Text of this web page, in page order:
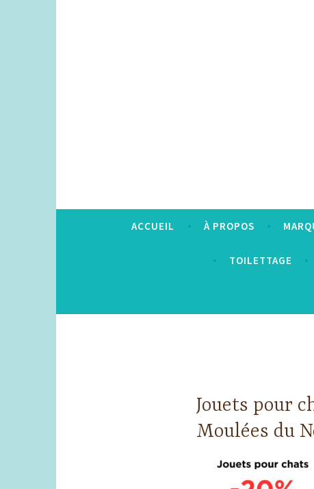
ACCUEIL À PROPOS
TOILETTAGE
Jouets pour
Moulées du